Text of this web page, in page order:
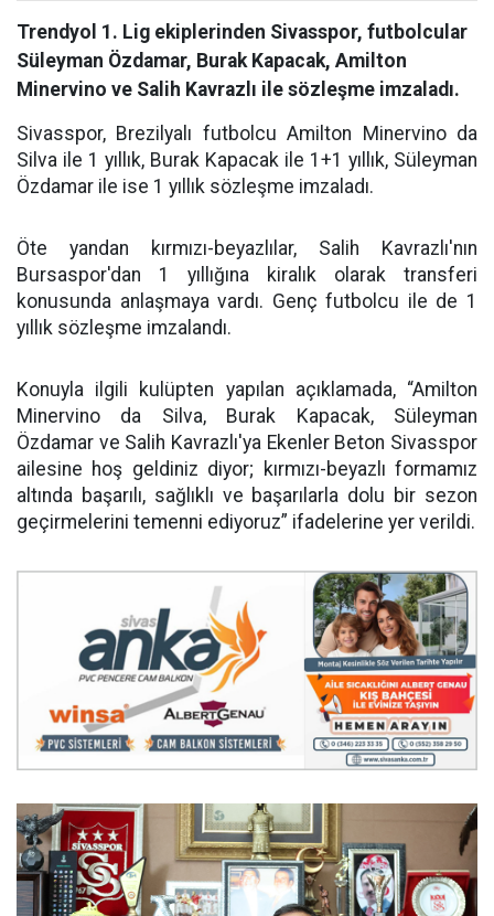
Trendyol 1. Lig ekiplerinden Sivasspor, futbolcular
Süleyman Özdamar, Burak Kapacak, Amilton
Minervino ve Salih Kavrazlı ile sözleşme imzaladı.
Sivasspor, Brezilyalı futbolcu Amilton Minervino da
Silva ile 1 yıllık, Burak Kapacak ile 1+1 yıllık, Süleyman
Özdamar ile ise 1 yıllık sözleşme imzaladı.
Öte yandan kırmızı-beyazlılar, Salih Kavrazlı'nın
Bursaspor'dan 1 yıllığına kiralık olarak transferi
konusunda anlaşmaya vardı. Genç futbolcu ile de 1
yıllık sözleşme imzalandı.
Konuyla ilgili kulüpten yapılan açıklamada, “Amilton
Minervino da Silva, Burak Kapacak, Süleyman
Özdamar ve Salih Kavrazlı'ya Ekenler Beton Sivasspor
ailesine hoş geldiniz diyor; kırmızı-beyazlı formamız
altında başarılı, sağlıklı ve başarılarla dolu bir sezon
geçirmelerini temenni ediyoruz” ifadelerine yer verildi.